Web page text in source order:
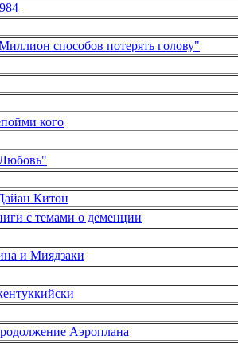
способов потерять голову"
кого
Китон
с темами о деменции
и Миядзаки
Аэроплана